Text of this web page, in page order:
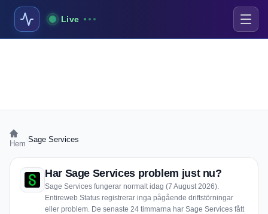
Live
Hem Sage Services
Har Sage Services problem just nu?
Sage Services fungerar normalt idag (7 August 2026).
Entireweb Status registrerar inga pågående driftstörningar
eller problem. De senaste 24 timmarna har Sage Services fått